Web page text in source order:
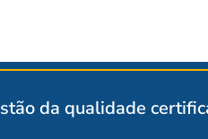
da qualidade